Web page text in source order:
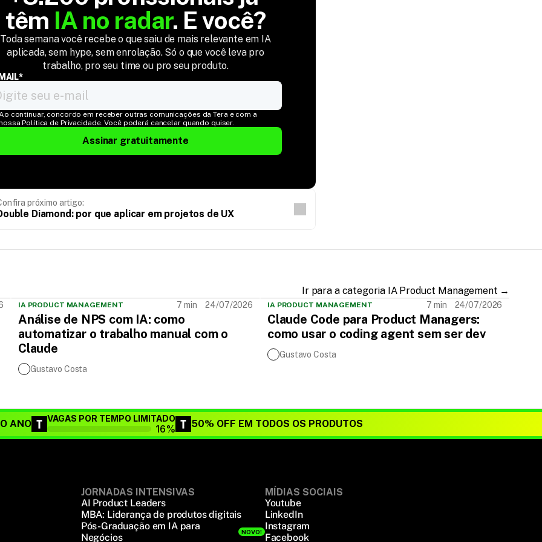
têm IA no radar. E você?
Toda semana você recebe o que saiu de mais relevante em IA
aplicada, sem hype, sem enrolação. Só o que você leva pro
trabalho, pro seu time ou pro seu produto.
continuar, concordo em receber outras comunicações da Tera e com a
Política de Privacidade. Você poderá cancelar quando quiser.
Assinar gratuitamente
próximo artigo:
Diamond: por que aplicar em projetos de UX
Ir para a categoria IA Product Management →
IA PRODUCT MANAGEMENT 7 min 24/07/2026
Análise de NPS com IA: como
automatizar o trabalho manual com o
Claude
Gustavo Costa
IA PRODUCT MANAGEMENT 7 min 24/07/2026
Claude Code para Product Managers:
como usar o coding agent sem ser dev
Gustavo Costa
ANO VAGAS POR TEMPO LIMITADO
16% 50% OFF EM TODOS OS PRODUTOS
JORNADAS INTENSIVAS
AI Product Leaders
MBA: Liderança de produtos digitais
Pós-Graduação em IA para
Negócios
NOVO!
MÍDIAS SOCIAIS
Youtube
LinkedIn
Instagram
Facebook